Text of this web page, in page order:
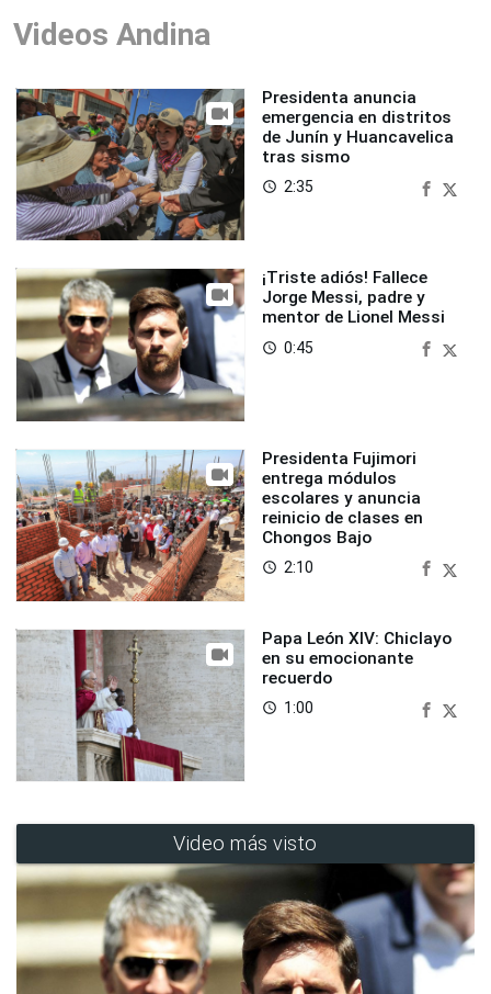
Videos Andina
Presidenta anuncia
emergencia en distritos
de Junín y Huancavelica
tras sismo
access_time 2:35
¡Triste adiós! Fallece
Jorge Messi, padre y
mentor de Lionel Messi
access_time 0:45
Presidenta Fujimori
entrega módulos
escolares y anuncia
reinicio de clases en
Chongos Bajo
access_time 2:10
Papa León XIV: Chiclayo
en su emocionante
recuerdo
access_time 1:00
Video más visto